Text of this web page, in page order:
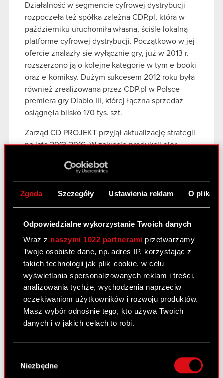
Zgoda Szczegóły Ustawienia reklam O
Odpowiedzialne wykorzystanie Twoich danych
Wraz z naszymi 1022 partnerami przetwarzamy
Twoje osobiste dane, np. adres IP, korzystając z
takich technologii jak pliki cookie, w celu
wyświetlania spersonalizowanych reklam i treści,
analizowania tychże, wychodzenia naprzeciw
oczekiwaniom użytkowników i rozwoju produktów.
Masz wybór odnośnie tego, kto używa Twoich
danych i w jakich celach to robi.
lokalizacji geograficznej z dokładnością nawet
zgody
Niezbędne
Działalność w segmencie cyfrowej dystrybucji
rozpoczęła też spółka zależna CDP.pl, która w
październiku uruchomiła własną, ściśle lokalną
platformę cyfrowej dystrybucji. Początkowo w jej
ofercie znalazły się wyłącznie gry, już w 2013 r.
rozszerzono ją o kolejne kategorie w tym e-booki
oraz e-komiksy. Dużym sukcesem 2012 roku była
również zrealizowana przez CDP.pl w Polsce
premiera gry Diablo III, której łączna sprzedaż
osiągnęła blisko 170 tys. szt.
Zarząd CD PROJEKT przyjął aktualizację strategii
na lata 2013-2016. W zakresie produkcji gier
nowe, duże gry. Będą to „Wiedźmin 3: Dziki Gon”
oraz „Cyberpunk 2077”. Dodatkowo planowane
są jeszcze premiery dwóch „mniejszych”, ale
2013 r., odbędzie się premiera „dużej”
niekomputerowej gry wykorzystującej markę
„Wiedźmin”. Zostanie ona wydana przez CD
PROJEKT na wszystkich ważnych, światowych
rynkach. Studio CD Projekt RED przygotowuje się
też do licencjonowania silnika REDengine.
Nowością jest również zapowiedź wydania cross-
platformowej gry na urządzenia mobilne opartej o
jedną z marek spółki.
GOG.com zapowiedział wprowadzenie do swojej
światową premierą. Wszystko jak zwykle bez